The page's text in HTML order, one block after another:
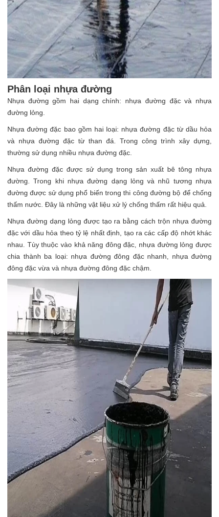
Phân loại nhựa đường
Nhựa đường gồm hai dạng chính: nhựa đường đặc và nhựa
đường lỏng.
Nhựa đường đặc bao gồm hai loại: nhựa đường đặc từ dầu hỏa
và nhựa đường đặc từ than đá. Trong công trình xây dựng,
thường sử dụng nhiều nhựa đường đặc.
Nhựa đường đặc được sử dụng trong sản xuất bê tông nhựa
đường. Trong khi nhựa đường dạng lỏng và nhũ tương nhựa
đường được sử dụng phổ biến trong thi công đường bộ để chống
thấm nước. Đây là những vật liệu xử lý chống thấm rất hiệu quả.
Nhựa đường dạng lỏng được tạo ra bằng cách trộn nhựa đường
đặc với dầu hỏa theo tỷ lệ nhất định, tạo ra các cấp độ nhớt khác
nhau. Tùy thuộc vào khả năng đông đặc, nhựa đường lỏng được
chia thành ba loại: nhựa đường đông đặc nhanh, nhựa đường
đông đặc vừa và nhựa đường đông đặc chậm.